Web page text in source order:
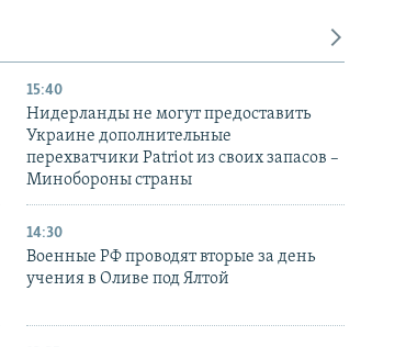
15:40
Нидерланды не могут предоставить
Украине дополнительные
перехватчики Patriot из своих запасов –
Минобороны страны
14:30
Военные РФ проводят вторые за день
учения в Оливе под Ялтой